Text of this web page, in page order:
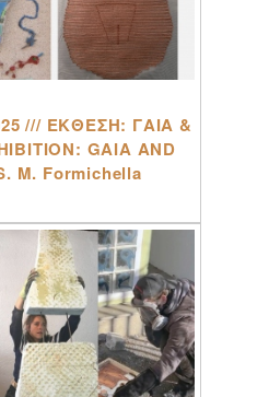
/// ΕΚΘΕΣΗ: ΓΑΙΑ &
GAIA AND
M. Formichella